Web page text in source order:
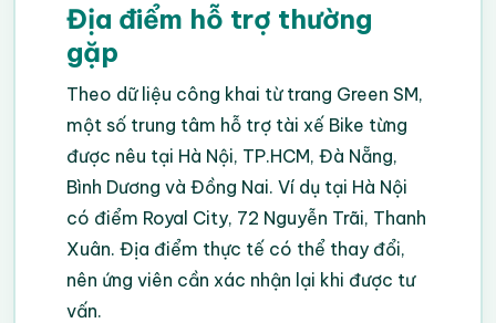
Địa điểm hỗ trợ thường
gặp
Theo dữ liệu công khai từ trang Green SM,
một số trung tâm hỗ trợ tài xế Bike từng
được nêu tại Hà Nội, TP.HCM, Đà Nẵng,
Bình Dương và Đồng Nai. Ví dụ tại Hà Nội
có điểm Royal City, 72 Nguyễn Trãi, Thanh
Xuân. Địa điểm thực tế có thể thay đổi,
nên ứng viên cần xác nhận lại khi được tư
vấn.